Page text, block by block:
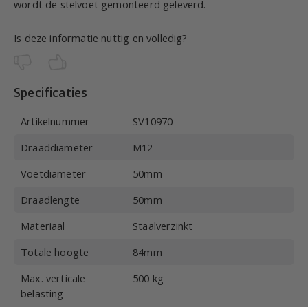
wordt de stelvoet gemonteerd geleverd.
Is deze informatie nuttig en volledig?
Specificaties
Artikelnummer
SV10970
Draaddiameter
M12
Voetdiameter
50mm
Draadlengte
50mm
Materiaal
Staalverzinkt
Totale hoogte
84mm
Max. verticale
belasting
500 kg